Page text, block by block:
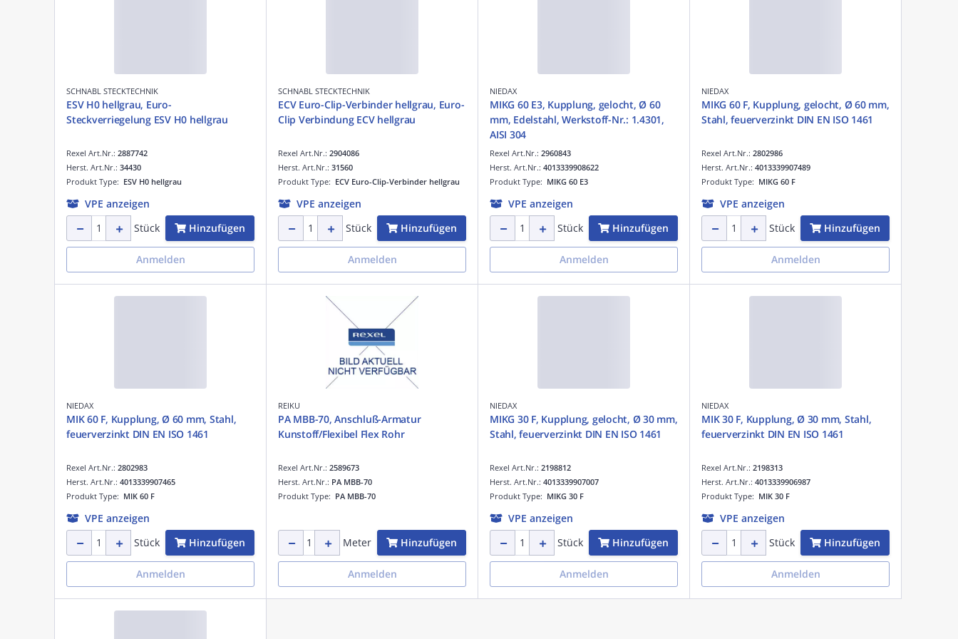
SCHNABL STECKTECHNIK
ESV H0 hellgrau, Euro-
Steckverriegelung ESV H0 hellgrau
Rexel Art.Nr.: 2887742
Produkt Type: ESV H0 hellgrau
Herst. Art.Nr.: 34430
VPE anzeigen
Stück
Hinzufügen
Anmelden
SCHNABL STECKTECHNIK
ECV Euro-Clip-Verbinder hellgrau, Euro-
Clip Verbindung ECV hellgrau
Rexel Art.Nr.: 2904086
Produkt Type: ECV Euro-Clip-Verbinder hellgrau
Herst. Art.Nr.: 31560
VPE anzeigen
Stück
Hinzufügen
Anmelden
NIEDAX
MIKG 60 E3, Kupplung, gelocht, Ø 60
mm, Edelstahl, Werkstoff-Nr.: 1.4301,
AISI 304
Rexel Art.Nr.: 2960843
Produkt Type: MIKG 60 E3
Herst. Art.Nr.: 4013339908622
VPE anzeigen
Stück
Hinzufügen
Anmelden
NIEDAX
MIKG 60 F, Kupplung, gelocht, Ø 60 mm,
Stahl, feuerverzinkt DIN EN ISO 1461
Rexel Art.Nr.: 2802986
Produkt Type: MIKG 60 F
Herst. Art.Nr.: 4013339907489
VPE anzeigen
Stück
Hinzufügen
Anmelden
NIEDAX
MIK 60 F, Kupplung, Ø 60 mm, Stahl,
feuerverzinkt DIN EN ISO 1461
Rexel Art.Nr.: 2802983
Produkt Type: MIK 60 F
Herst. Art.Nr.: 4013339907465
VPE anzeigen
Stück
Hinzufügen
Anmelden
REIKU
PA MBB-70, Anschluß-Armatur
Kunstoff/Flexibel Flex Rohr
Rexel Art.Nr.: 2589673
Produkt Type: PA MBB-70
Herst. Art.Nr.: PA MBB-70
Meter Hinzufügen
Anmelden
NIEDAX
MIKG 30 F, Kupplung, gelocht, Ø 30 mm,
Stahl, feuerverzinkt DIN EN ISO 1461
Rexel Art.Nr.: 2198812
Produkt Type: MIKG 30 F
Herst. Art.Nr.: 4013339907007
VPE anzeigen
Stück
Hinzufügen
Anmelden
NIEDAX
MIK 30 F, Kupplung, Ø 30 mm, Stahl,
feuerverzinkt DIN EN ISO 1461
Rexel Art.Nr.: 2198313
Produkt Type: MIK 30 F
Herst. Art.Nr.: 4013339906987
VPE anzeigen
Stück
Hinzufügen
Anmelden